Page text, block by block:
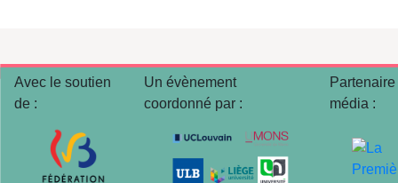
Avec le soutien
de :
Un évènement
coordonné par :
Partenaire
média :